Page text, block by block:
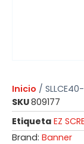
Inicio /
SKU809177
Etiqueta EZ
Brand: Banner